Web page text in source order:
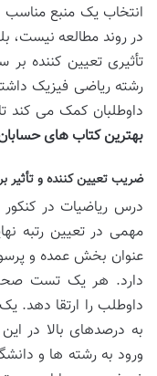
انتخاب یک منبع
در روند مطالعه نیست،
تأثیری تعیین کننده
رشته ریاضی فیزیک
داوطلبان کمک می کند
بهترین کتاب های
ضریب تعیین کننده و تأثیر
درس ریاضیات در
مهمی در تعیین رتبه
عنوان بخش عمده و
دارد. هر یک تست
داوطلب را ارتقا دهد.
به درصدهای بالا در
ورود به رشته ها و